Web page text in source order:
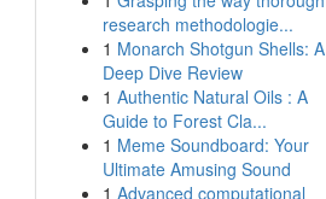
research methodologie...
1 Monarch Shotgun Shells: A
Deep Dive Review
1 Authentic Natural Oils : A
Guide to Forest Cla...
1 Meme Soundboard: Your
Ultimate Amusing Sound
1 Advanced computational